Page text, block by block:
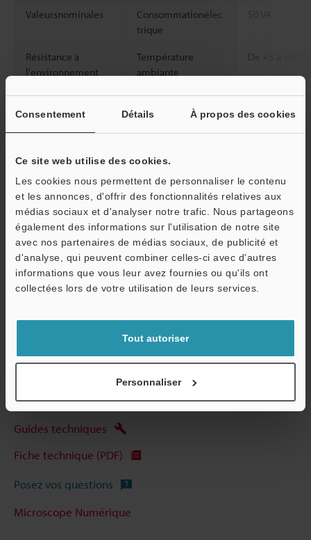
Consentement Détails À propos des cookies
Ce site web utilise des cookies.
Les cookies nous permettent de personnaliser le contenu
et les annonces, d'offrir des fonctionnalités relatives aux
médias sociaux et d'analyser notre trafic. Nous partageons
également des informations sur l'utilisation de notre site
avec nos partenaires de médias sociaux, de publicité et
d'analyse, qui peuvent combiner celles-ci avec d'autres
informations que vous leur avez fournies ou qu'ils ont
collectées lors de votre utilisation de leurs services.
Tout autoriser
Personnaliser
Valeursnominales
Consommationélec
trique
50 VA
Résistance à
l'environnement
Température
ambiante
De +5 à +40
Humidité relative 35 à 80 % HR
*1
Fiche technique (PDF)
Autres modèles
Télécharger le catalogue
Guides techniques
Fiche technique (PDF)
Posez vos questions
Microscope Numérique
Service / SAV